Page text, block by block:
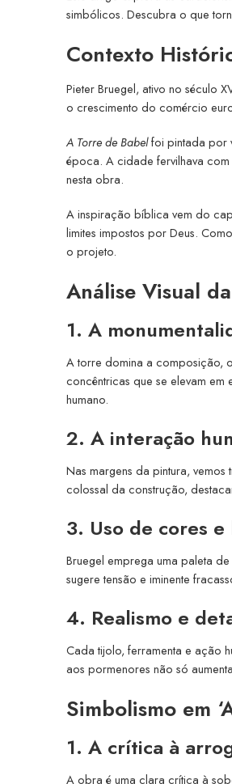
simbólicos. Descubra o que
Contexto
Pieter Bruegel, ativo no século
o crescimento do comércio
A Torre de Babelfoi pintada por
época. A cidade fervilhava
nesta obra.
A inspiração bíblica vem do
limites impostos por Deus.
o projeto.
Análise Visual
1. A
A torre domina a composição,
concêntricas que se elevam
humano.
2. A interação
Nas margens da pintura,
colossal da construção,
3. Uso de cores e
Bruegel emprega uma paleta
sugere tensão e iminente
4. Realismo e
Cada tijolo, ferramenta e ação
aos pormenores não só
Simbolismo em
1. A crítica à
A obra é uma clara crítica à